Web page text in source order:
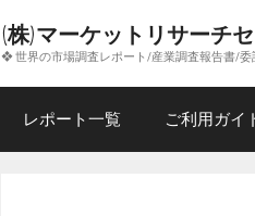
(株)マーケットリサーチ
❖ 世界の市場調査レポート/産業調査報告書/委
レポート一覧 ご利用ガイ